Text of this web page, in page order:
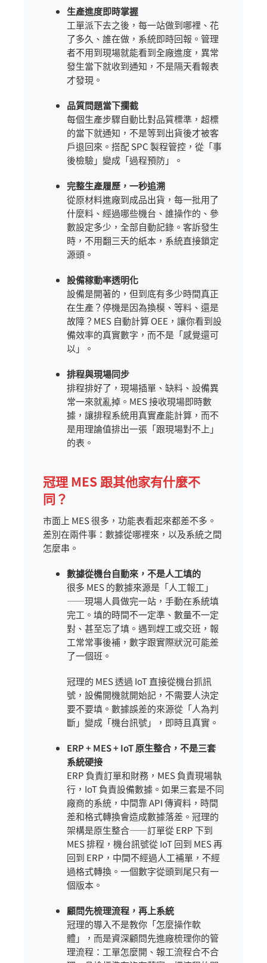
生產進度即時掌握
工單派下去之後，每一站做到哪裡、花
了多久、誰在做，系統即時回報。管理
者不用到現場就能看到全廠進度，異常
發生當下就收到通知，不是隔天看報表
才發現。
品質問題當下攔截
每個生產步驟自動比對品質標準，超標
的當下就通知，不是等到出貨後才被客
戶退回來。搭配 SPC 製程管控，從「事
後檢驗」變成「過程預防」。
完整生產履歷，一秒追溯
從原材料進廠到成品出貨，每一批用了
什麼料、經過哪些機台、誰操作的、參
數設定多少，全部自動記錄。客訴發生
時，不用翻三天的紙本，系統直接鎖定
源頭。
設備稼動率透明化
設備是開著的，但到底有多少時間真正
在生產？停機是因為換模、等料、還是
故障？MES 自動計算 OEE，讓你看到設
備效率的真實數字，而不是「感覺還可
以」。
排程與現場同步
排程排好了，現場插單、缺料、設備異
常一來就亂掉。MES 接收現場即時數
據，讓排程系統用真實產能計算，而不
是用理論值排出一張「跟現場對不上」
的表。
冠理 MES 跟其他家有什麼不
同？
市面上 MES 很多，功能表看起來都差不多。
差別在兩件事：數據從哪裡來，以及系統之間
怎麼串。
數據從機台自動來，不是人工填的
很多 MES 的數據來源是「人工報工」
——現場人員做完一站，手動在系統填
完工。填的時間不一定準、數量不一定
對、甚至忘了填。遇到趕工或交班，報
工常常事後補，數字跟實際狀況可能差
了一個班。
冠理的 MES 透過 IoT 直接從機台抓訊
號，設備開機就開始記，不需要人決定
要不要填。數據誤差的來源從「人為判
斷」變成「機台訊號」，即時且真實。
ERP + MES + IoT 原生整合，不是三套
系統硬接
ERP 負責訂單和財務，MES 負責現場執
行，IoT 負責設備數據。如果三套是不同
廠商的系統，中間靠 API 傳資料，時間
差和格式轉換會造成數據落差。冠理的
架構是原生整合——訂單從 ERP 下到
MES 排程，機台訊號從 IoT 回到 MES 再
回到 ERP，中間不經過人工補單，不經
過格式轉換。一個數字從頭到尾只有一
個版本。
顧問先梳理流程，再上系統
冠理的導入不是教你「怎麼操作軟
體」，而是資深顧問先進廠梳理你的管
理流程：工單怎麼開、報工流程合不合